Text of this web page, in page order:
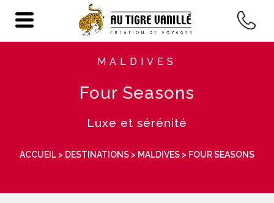
MALDIVES
Four Seasons
Luxe et sérénité
ACCUEIL > DESTINATIONS > MALDIVES > FOUR SEASONS